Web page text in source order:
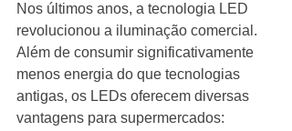
Nos últimos anos, a tecnologia LED
revolucionou a iluminação comercial.
Além de consumir significativamente
menos energia do que tecnologias
antigas, os LEDs oferecem diversas
vantagens para supermercados: